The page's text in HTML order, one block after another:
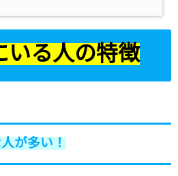
いる人の特徴
が多い！